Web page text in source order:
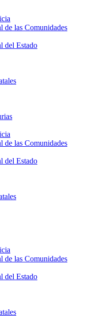
de las Comunidades
del Estado
de las Comunidades
del Estado
de las Comunidades
del Estado